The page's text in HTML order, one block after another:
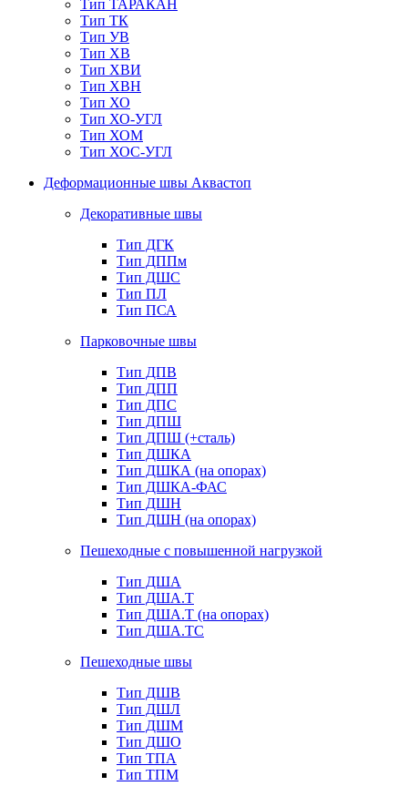
Тип ТАРАКАН
Тип ТК
Тип УВ
Тип ХВ
Тип ХВИ
Тип ХВН
Тип ХО
Тип ХО-УГЛ
Тип ХОМ
Тип ХОС-УГЛ
Деформационные швы Аквастоп
Декоративные швы
Тип ДГК
Тип ДППм
Тип ДШС
Тип ПЛ
Тип ПСА
Парковочные швы
Тип ДПВ
Тип ДПП
Тип ДПС
Тип ДПШ
Тип ДПШ (+сталь)
Тип ДШКА
Тип ДШКА (на опорах)
Тип ДШКА-ФАС
Тип ДШН
Тип ДШН (на опорах)
Пешеходные с повышенной нагрузкой
Тип ДША
Тип ДША.Т
Тип ДША.Т (на опорах)
Тип ДША.ТС
Пешеходные швы
Тип ДШВ
Тип ДШЛ
Тип ДШМ
Тип ДШО
Тип ТПА
Тип ТПМ